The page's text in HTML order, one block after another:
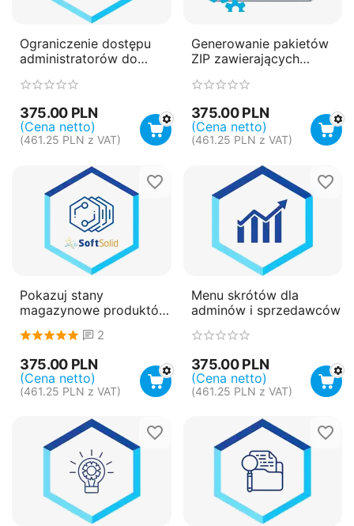
Ograniczenie dostępu
administratorów do
zamówień
375.00 PLN
(Cena netto)
(461.25 PLN z VAT)
Generowanie pakietów
ZIP zawierających
375.00 PLN
(Cena netto)
(461.25 PLN z VAT)
Pokazuj stany
magazynowe produktów
2
375.00 PLN
(Cena netto)
(461.25 PLN z VAT)
Menu skrótów dla
adminów i sprzedawców
375.00 PLN
(Cena netto)
(461.25 PLN z VAT)